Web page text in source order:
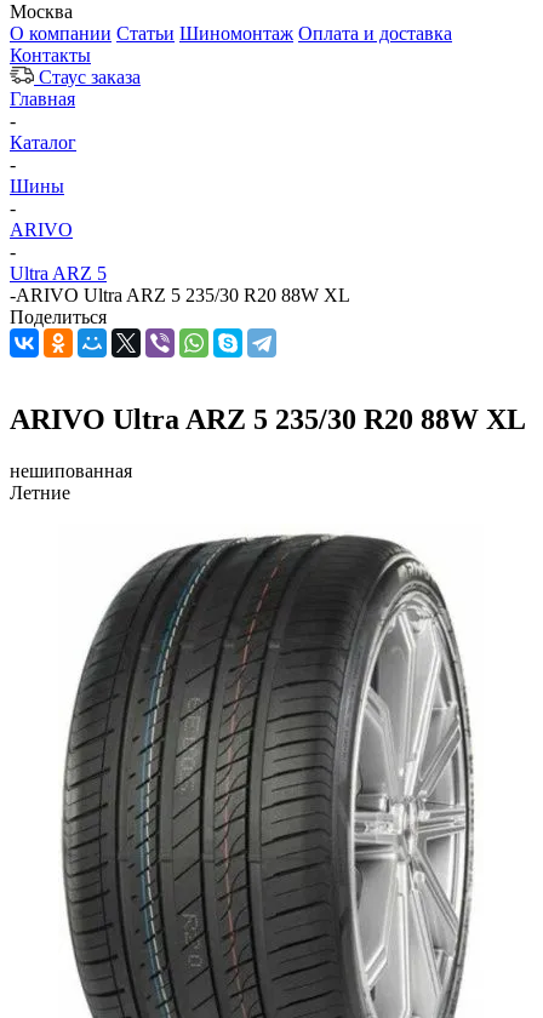
Москва
О компании Статьи Шиномонтаж Оплата и доставка
Контакты
Стаус заказа
Главная
-
Каталог
-
Шины
-
ARIVO
-
Ultra ARZ 5
-ARIVO Ultra ARZ 5 235/30 R20 88W XL
Поделиться
ARIVO Ultra ARZ 5 235/30 R20 88W XL
нешипованная
Летние